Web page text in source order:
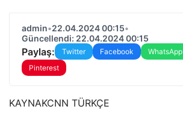
admin•22.04.2024 00:15•
Güncellendi: 22.04.2024 00:15
Paylaş: Twitter Facebook WhatsApp
Pinterest
KAYNAKCNN TÜRKÇE